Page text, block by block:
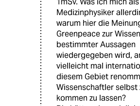
Medizinphysiker
warum hier die
Greenpeace zur
bestimmter Aussagen
wiedergegeben wird,
vielleicht mal
diesem Gebiet
Wissenschaftler selbst
kommen zu lassen?